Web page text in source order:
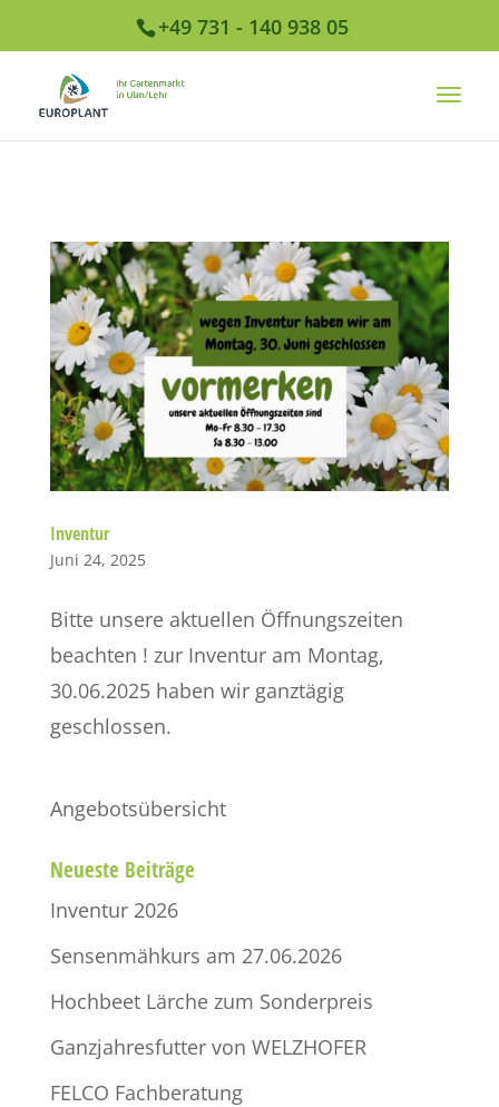
+49 731 - 140 938 05
Inventur
Juni 24, 2025
Bitte unsere aktuellen Öffnungszeiten
beachten ! zur Inventur am Montag,
30.06.2025 haben wir ganztägig
geschlossen.
Angebotsübersicht
Neueste Beiträge
Inventur 2026
Sensenmähkurs am 27.06.2026
Hochbeet Lärche zum Sonderpreis
Ganzjahresfutter von WELZHOFER
FELCO Fachberatung